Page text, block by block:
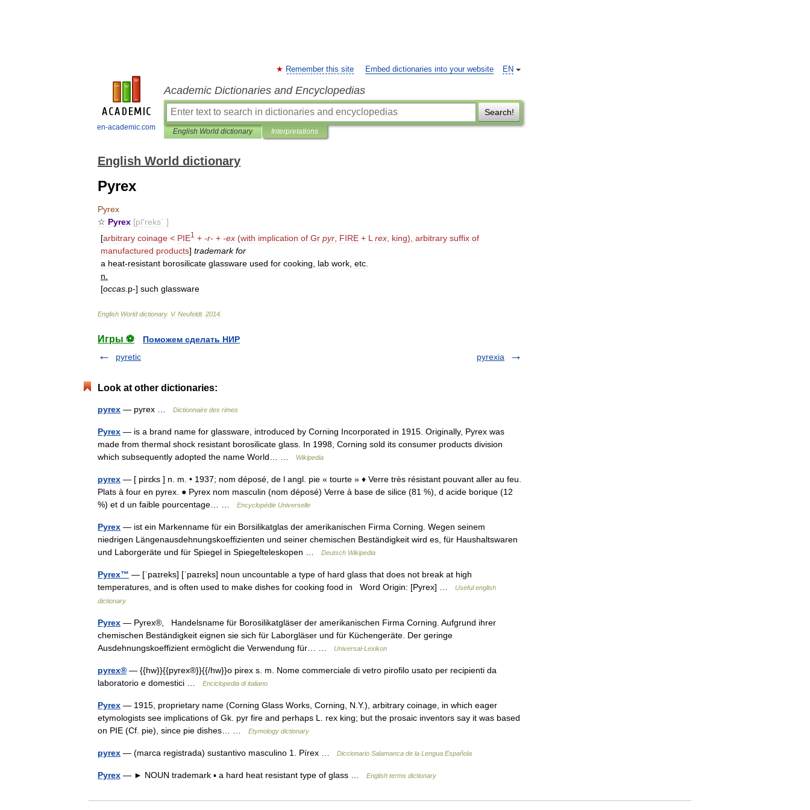
en-academic.com
EN
Remember this site Embed dictionaries into your website
Academic Dictionaries and Encyclopedias
Search!
English World dictionary Interpretations
English World dictionary
Pyrex
Pyrex
☆ Pyrex [pī′reks΄ ]
[arbitrary coinage < PIE1 + -r- + -ex (with implication of Gr pyr FIRE + L rex king), arbitrary suffix of
manufactured products] trademark for
a heat-resistant borosilicate glassware used for cooking lab work etc
n
[occas p-] such glassware
English World dictionary. V. Neufeldt. 2014
Игры ⚽
Поможем сделать НИР
pyretic
pyrexia
Look at other dictionaries:
pyrex — pyrex … Dictionnaire des rimes
Pyrex — is a brand name for glassware, introduced by Corning Incorporated in 1915. Originally, Pyrex was
made from thermal shock resistant borosilicate glass. In 1998, Corning sold its consumer products division
which subsequently adopted the name World… …
Wikipedia
pyrex — [ pirɛks ] n. m. • 1937; nom déposé, de l angl. pie « tourte » ♦ Verre très résistant pouvant aller au feu.
Plats à four en pyrex. ● Pyrex nom masculin (nom déposé) Verre à base de silice (81 %), d acide borique (12
%) et d un faible pourcentage… …
Encyclopédie Universelle
Pyrex — ist ein Markenname für ein Borsilikatglas der amerikanischen Firma Corning. Wegen seinem
niedrigen Längenausdehnungskoeffizienten und seiner chemischen Beständigkeit wird es, für Haushaltswaren
und Laborgeräte und für Spiegel in Spiegelteleskopen …
Deutsch Wikipedia
Pyrex™ — [ˈpaɪreks] [ˈpaɪreks] noun uncountable a type of hard glass that does not break at high
temperatures, and is often used to make dishes for cooking food in Word Origin: [Pyrex] …
Useful english
dictionary
Pyrex — Pyrex®, Handelsname für Borosilikatgläser der amerikanischen Firma Corning. Aufgrund ihrer
chemischen Beständigkeit eignen sie sich für Laborgläser und für Küchengeräte. Der geringe
Ausdehnungskoeffizient ermöglicht die Verwendung für… …
Universal-Lexikon
pyrex® — {{hw}}{{pyrex®}}{{/hw}}o pirex s. m. Nome commerciale di vetro pirofilo usato per recipienti da
laboratorio e domestici …
Enciclopedia di italiano
Pyrex — 1915, proprietary name (Corning Glass Works, Corning, N.Y.), arbitrary coinage, in which eager
etymologists see implications of Gk. pyr fire and perhaps L. rex king; but the prosaic inventors say it was based
on PIE (Cf. pie), since pie dishes… …
Etymology dictionary
pyrex — (marca registrada) sustantivo masculino 1. Pírex … Diccionario Salamanca de la Lengua Española
Pyrex — ► NOUN trademark ▪ a hard heat resistant type of glass … English terms dictionary